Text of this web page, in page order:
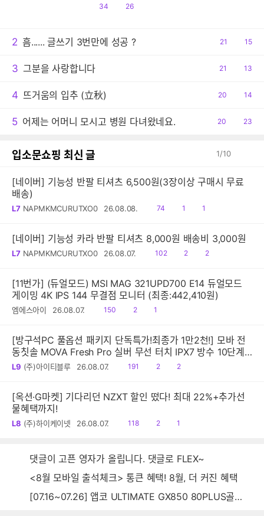
공
34
댓
26
2 흠...... 글쓰기 3번만에 성공 ?
공
21
댓
15
3 그분을 사랑합니다
공
21
댓
13
4 뜨거움의 입추 (立秋)
공
20
댓
14
5 어제는 어머니 모시고 병원 다녀왔네요.
공
20
댓
23
입소문쇼핑 최신 글 1/10
[네이버] 기능성 반팔 티셔츠 6,500원(3장이상 구매시 무료
배송)
L7 NAPMKMCURUTXO0 26.08.08.
읽
74
공1
댓1
[네이버] 기능성 카라 반팔 티셔츠 8,000원 배송비 3,000원
L7 NAPMKMCURUTXO0 26.08.07.
읽
102
공
2
댓
2
[11번가] (듀얼모드) MSI MAG 321UPD700 E14 듀얼모드
게이밍 4K IPS 144 무결점 모니터 (최종:442,410원)
엠에스아이 26.08.07.
읽
150
공
2
댓1
[방구석PC 풀옵션 패키지 단독특가!최종가 1만2천!] 모바 전
동칫솔 MOVA Fresh Pro 실버 무선 터치 IPX7 방수 10단계
진동 음파 전동칫솔
L9 (주)아이티블루 26.08.07.
읽
191
공
2
댓
2
[옥션·G마켓] 기다리던 NZXT 할인 떴다! 최대 22%+추가선
물혜택까지!
L8 (주)하이케이넷 26.08.07.
읽
118
공
2
댓1
댓글이 고픈 영자가 올립니다. 댓글로 FLEX~
<8월 모바일 출석체크> 통큰 혜택! 8월, 더 커진 혜택
[07.16~07.26] 앱코 ULTIMATE GX850 80PLUS골드 풀모듈러 ATX3.0 블랙